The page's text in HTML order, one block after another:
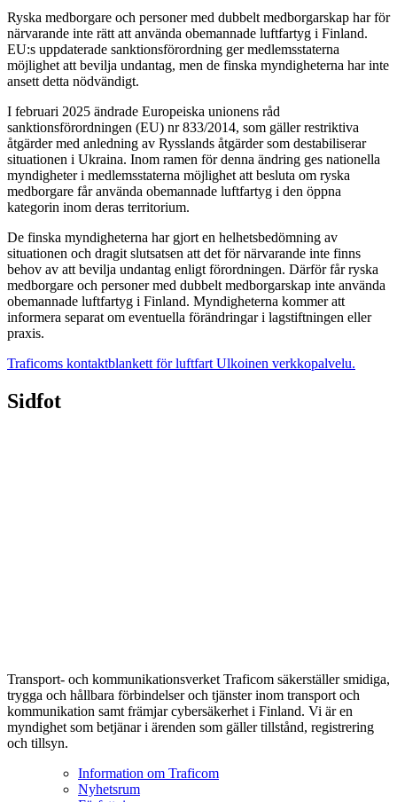
Ryska medborgare och personer med dubbelt medborgarskap har för
närvarande inte rätt att använda obemannade luftfartyg i Finland.
EU:s uppdaterade sanktionsförordning ger medlemsstaterna
möjlighet att bevilja undantag, men de finska myndigheterna har inte
ansett detta nödvändigt.
I februari 2025 ändrade Europeiska unionens råd
sanktionsförordningen (EU) nr 833/2014, som gäller restriktiva
åtgärder med anledning av Rysslands åtgärder som destabiliserar
situationen i Ukraina. Inom ramen för denna ändring ges nationella
myndigheter i medlemsstaterna möjlighet att besluta om ryska
medborgare får använda obemannade luftfartyg i den öppna
kategorin inom deras territorium.
De finska myndigheterna har gjort en helhetsbedömning av
situationen och dragit slutsatsen att det för närvarande inte finns
behov av att bevilja undantag enligt förordningen. Därför får ryska
medborgare och personer med dubbelt medborgarskap inte använda
obemannade luftfartyg i Finland. Myndigheterna kommer att
informera separat om eventuella förändringar i lagstiftningen eller
praxis.
Traficoms kontaktblankett för luftfart Ulkoinen verkkopalvelu.
Sidfot
Transport- och kommunikationsverket Traficom säkerställer smidiga,
trygga och hållbara förbindelser och tjänster inom transport och
kommunikation samt främjar cybersäkerhet i Finland. Vi är en
myndighet som betjänar i ärenden som gäller tillstånd, registrering
och tillsyn.
Information om Traficom
Nyhetsrum